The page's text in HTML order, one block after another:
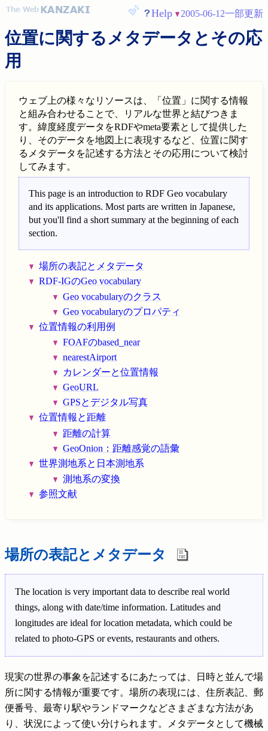
Help 2005-06-12一部更新
位置に関するメタデータとその応
用
ウェブ上の様々なリソースは、「位置」に関する情報
と組み合わせることで、リアルな世界と結びつきま
す。緯度経度データをRDFやmeta要素として提供した
り、そのデータを地図上に表現するなど、位置に関す
るメタデータを記述する方法とその応用について検討
してみます。
This page is an introduction to RDF Geo vocabulary
and its applications. Most parts are written in Japanese,
but you'll find a short summary at the beginning of each
section.
場所の表記とメタデータ
RDF-IGのGeo vocabulary
Geo vocabularyのクラス
Geo vocabularyのプロパティ
位置情報の利用例
FOAFのbased_near
nearestAirport
カレンダーと位置情報
GeoURL
GPSとデジタル写真
位置情報と距離
距離の計算
GeoOnion：距離感覚の語彙
世界測地系と日本測地系
測地系の変換
参照文献
場所の表記とメタデータ
The location is very important data to describe real world
things, along with date/time information. Latitudes and
longitudes are ideal for location metadata, which could be
related to photo-GPS or events, restaurants and others.
現実の世界の事象を記述するにあたっては、日時と並んで場
所に関する情報が重要です。場所の表現には、住所表記、郵
便番号、最寄り駅やランドマークなどさまざまな方法があ
り、状況によって使い分けられます。メタデータとして機械